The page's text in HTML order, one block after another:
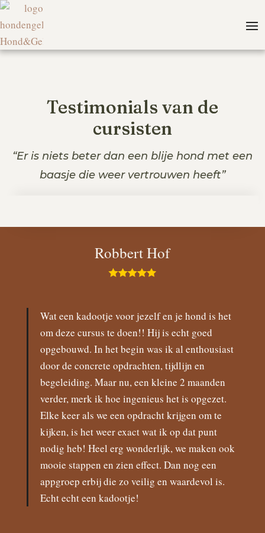
Testimonials van de
cursisten
“Er is niets beter dan een blije hond met een
baasje die weer vertrouwen heeft”
Robbert Hof
Wat een kadootje voor jezelf en je hond is het
om deze cursus te doen!! Hij is echt goed
opgebouwd. In het begin was ik al enthousiast
door de concrete opdrachten, tijdlijn en
begeleiding. Maar nu, een kleine 2 maanden
verder, merk ik hoe ingenieus het is opgezet.
Elke keer als we een opdracht krijgen om te
kijken, is het weer exact wat ik op dat punt
nodig heb! Heel erg wonderlijk, we maken ook
mooie stappen en zien effect. Dan nog een
appgroep erbij die zo veilig en waardevol is.
Echt echt een kadootje!